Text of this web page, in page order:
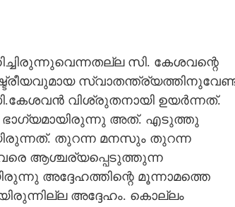
സി. കേശവന്റെ
വിശ്രുതനായി ഉയർന്നത്.
ഭാഗ്യമായിരുന്നു അത്. എടുത്തു
തുറന്ന മനസും തുറന്ന
ആശ്ചര്യപ്പെടുത്തുന്ന
അദ്ദേഹത്തിന്റെ മൂന്നാമത്തെ
അദ്ദേഹം. കൊല്ലം